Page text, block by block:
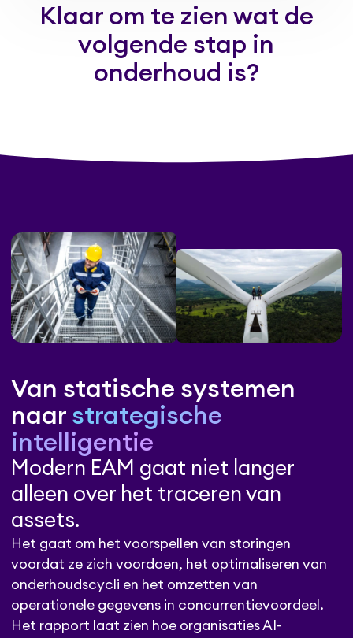
Klaar om te zien wat de
volgende stap in
onderhoud is?
Van statische systemen
naar strategische
intelligentie
Modern EAM gaat niet langer
alleen over het traceren van
assets.
Het gaat om het voorspellen van storingen
voordat ze zich voordoen, het optimaliseren van
onderhoudscycli en het omzetten van
operationele gegevens in concurrentievoordeel.
Het rapport laat zien hoe organisaties AI-